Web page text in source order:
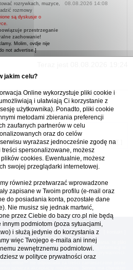
rozrywkach, muzyce,
rozmowy
są dyskusje o
przestrzeganie
zachowanie!
Molim, ovdje nije
not advertise.]
08.08.2026 14:08
:: 6 zidentyfikowanych, 0 ukrytych i 157
5542) było 21.04.2026 01:12
UTC + 1 (Polska - czas zimowy) [ DST
[reklama ] [
cookies do prawidłowego działania, te pliki
ułatwiające korzystanie z serwisu; więcej informacji w
online™ nie odpowiada za treści zamieszczone przez
oznacza akceptację regulaminu. Serwis ma charakter
jakim celu?
Online wykorzystuje pliki cookie i
i ułatwiają Ci korzystanie z
użytkownika). Ponadto, pliki cookie
metodami zbierania preferencji
zaufanych partnerów w celu
oraz do celów
wyrażasz jednocześnie zgodę na
spersonalizowane, możesz
cookies. Ewentualnie, możesz
swojej przeglądarki internetowej.
również przetwarzać wprowadzone
zapisane w Twoim profilu (e-mail oraz
do posiadania konta, pozostałe dane
Nie musisz się jednak martwić,
przez Ciebie do bazy cro.pl nie będą
podmiotom (poza sytuacjami,
i służą jedynie do korzystania z
więc Twojego e-maila ani innej
zewnętrznemu podmiotowi.
w polityce prywatności oraz